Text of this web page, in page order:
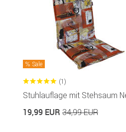
Sale
(1)
Stuhlauflage mit Stehsaum
19,99 EUR 34,99 EUR